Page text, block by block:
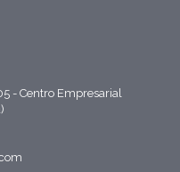
- Centro Empresarial